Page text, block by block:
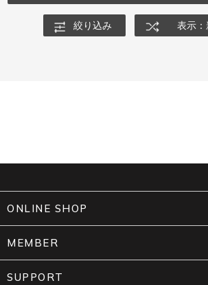
絞り込み 表示
ONLINE SHOP
MEMBER
SUPPORT